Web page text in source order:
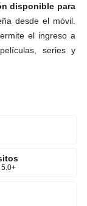
disponible para
desde el móvil.
el ingreso a
series y